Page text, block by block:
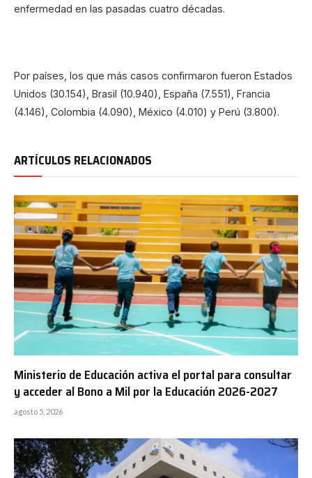
enfermedad en las pasadas cuatro décadas.
Por países, los que más casos confirmaron fueron Estados
Unidos (30.154), Brasil (10.940), España (7.551), Francia
(4.146), Colombia (4.090), México (4.010) y Perú (3.800).
ARTÍCULOS RELACIONADOS
Ministerio de Educación activa el portal para consultar
y acceder al Bono a Mil por la Educación 2026-2027
agosto 5, 2026